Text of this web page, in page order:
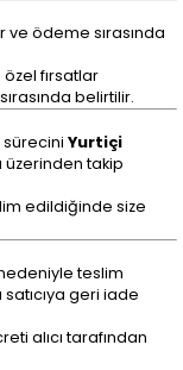
ve ödeme sırasında
fırsatlar
belirtilir.
Yurtiçi
üzerinden takip
edildiğinde size
teslim
geri iade
alıcı tarafından